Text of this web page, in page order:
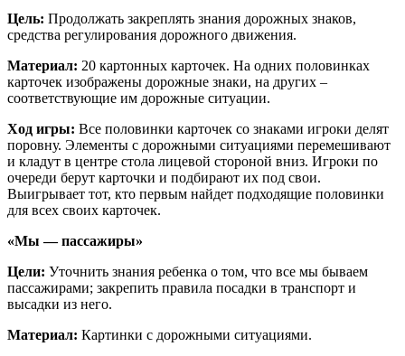
Цель: Продолжать закреплять знания дорожных знаков,
средства регулирования дорожного движения.
Материал: 20 картонных карточек. На одних половинках
карточек изображены дорожные знаки, на других –
соответствующие им дорожные ситуации.
Ход игры: Все половинки карточек со знаками игроки делят
поровну. Элементы с дорожными ситуациями перемешивают
и кладут в центре стола лицевой стороной вниз. Игроки по
очереди берут карточки и подбирают их под свои.
Выигрывает тот, кто первым найдет подходящие половинки
для всех своих карточек.
«Мы — пассажиры»
Цели: Уточнить знания ребенка о том, что все мы бываем
пассажирами; закрепить правила посадки в транспорт и
высадки из него.
Материал: Картинки с дорожными ситуациями.